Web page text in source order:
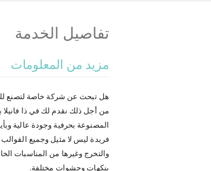
تفاصيل الخدمة
مزيد من المعلومات
هل تبحث عن شركة خاصة لتصنع لك
من أجل ذلك نقدم لك في ذا
المصنوعة بحرفية وجودة عالية
فريدة ليس لا مثيل وجميع
والتخرج وغيرها من المناسبات
بنكهات وحشوات مختلفة.